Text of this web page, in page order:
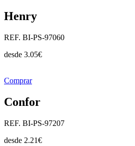
Henry
REF. BI-PS-97060
desde 3.05€
Comprar
Confor
REF. BI-PS-97207
desde 2.21€